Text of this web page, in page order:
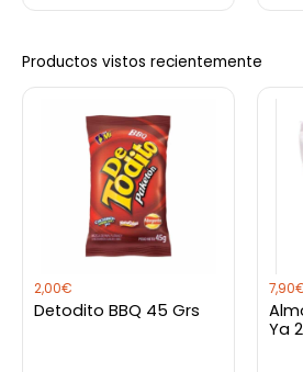
Productos vistos recientemente
2,00€
Detodito BBQ 45 Grs
7,90
Ya